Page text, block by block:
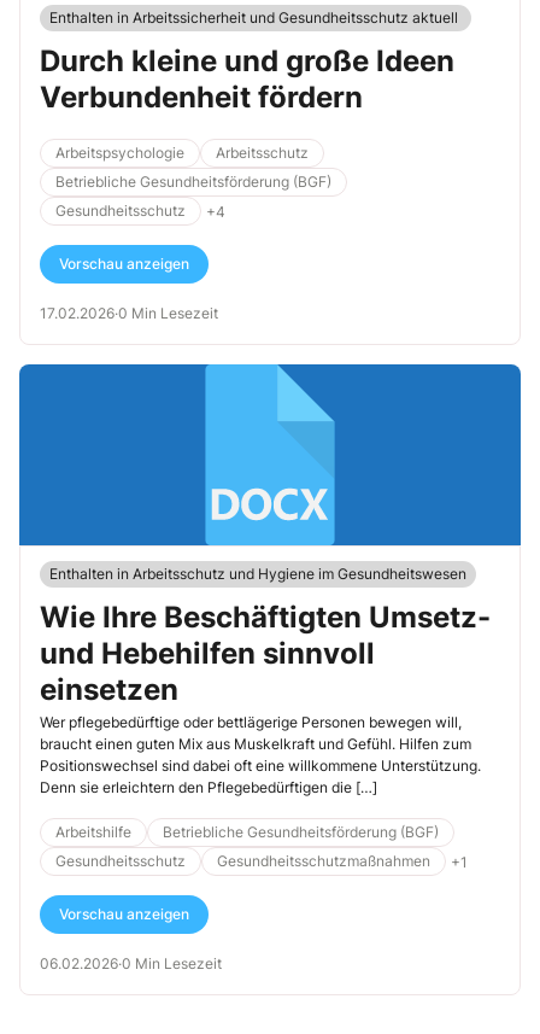
Enthalten in Arbeitssicherheit und Gesundheitsschutz aktuell
Durch kleine und große Ideen
Verbundenheit fördern
Arbeitspsychologie
Arbeitsschutz
Betriebliche Gesundheitsförderung (BGF)
Gesundheitsschutz
+4
Vorschau anzeigen
17.02.2026·0 Min Lesezeit
Enthalten in Arbeitsschutz und Hygiene im Gesundheitswesen
Wie Ihre Beschäftigten Umsetz-
und Hebehilfen sinnvoll
einsetzen
Wer pflegebedürftige oder bettlägerige Personen bewegen will,
braucht einen guten Mix aus Muskelkraft und Gefühl. Hilfen zum
Positionswechsel sind dabei oft eine willkommene Unterstützung.
Denn sie erleichtern den Pflegebedürftigen die […]
Arbeitshilfe
Betriebliche Gesundheitsförderung (BGF)
Gesundheitsschutz
Gesundheitsschutzmaßnahmen +1
Vorschau anzeigen
06.02.2026·0 Min Lesezeit